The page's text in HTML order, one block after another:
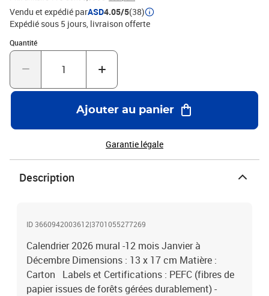
Vendu et expédié parASD4.05/5(38)
Expédié sous 5 jours livraison offerte
Quantité
Quantité : 1
Ajouter au panier
Garantie légale
Description
ID 3660942003612|3701055277269
Calendrier 2026 mural -12 mois Janvier à
Décembre Dimensions : 13 x 17 cm Matière :
Carton Labels et Certifications : PEFC (fibres de
papier issues de forêts gérées durablement) -